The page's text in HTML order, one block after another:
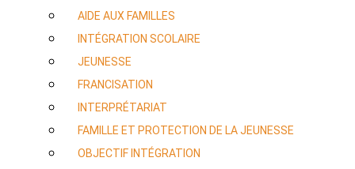
AIDE AUX FAMILLES
INTÉGRATION SCOLAIRE
JEUNESSE
FRANCISATION
INTERPRÉTARIAT
FAMILLE ET PROTECTION DE LA JEUNESSE
OBJECTIF INTÉGRATION